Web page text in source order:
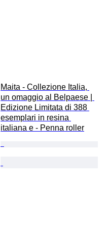
Maita - Collezione Italia,
un omaggio al Belpaese |
Edizione Limitata di 388
esemplari in resina
italiana e - Penna roller